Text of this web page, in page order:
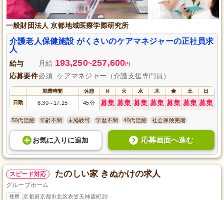
一般財団法人 京都地域医療学際研究所
介護老人保健施設 がくさいのケアマネジャーの正社員求
人
給与 月給 193,250~257,600円
応募要件必須: ケアマネジャー（介護支援専門員）
就業時間 休憩 月 火 水 木 金 土 日
日勤 8:30～ 17:15 45分 募集 募集 募集 募集 募集 募集 募集
50代活躍 年齢不問 未経験可 学歴不問 40代活躍 社会保険完備
お気に入り に追加 応募画面へ進む
スピード対応 たのしい家 きぬかけの求人
グループホーム
住所 京都府京都市北区衣笠天神森町20